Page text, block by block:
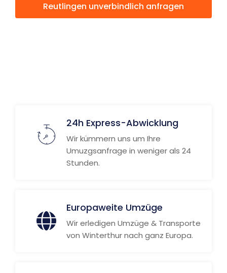
Reutlingen unverbindlich anfragen
24h Express-Abwicklung
Wir kümmern uns um Ihre
Umuzgsanfrage in weniger als 24
Stunden.
Europaweite Umzüge
Wir erledigen Umzüge & Transporte
von Winterthur nach ganz Europa.